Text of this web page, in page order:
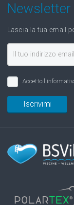
Lascia la tua email
Accetto
Iscrivimi